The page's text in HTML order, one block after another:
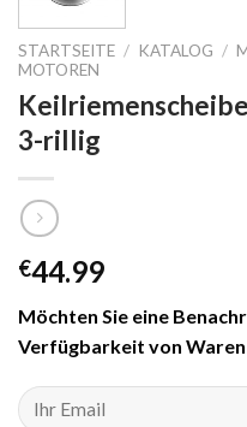
STARTSEITE / KATALOG /
MOTOREN
3-rillig
€44.99
Möchten Sie eine
Verfügbarkeit von